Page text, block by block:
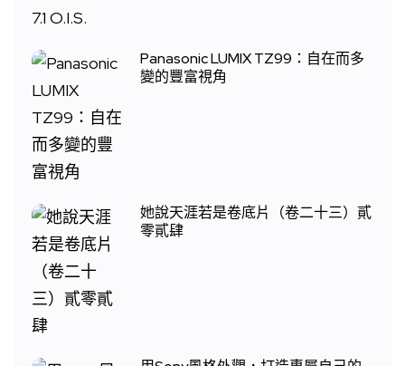
Panasonic LUMIX TZ99：自在而多
變的豐富視角
她說天涯若是卷底片（卷二十三）貳
零貳肆